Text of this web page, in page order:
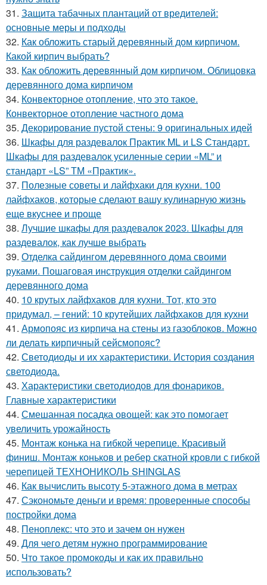
31. Защита табачных плантаций от вредителей:
основные меры и подходы
32. Как обложить старый деревянный дом кирпичом.
Какой кирпич выбрать?
33. Как обложить деревянный дом кирпичом. Облицовка
деревянного дома кирпичом
34. Конвекторное отопление, что это такое.
Конвекторное отопление частного дома
35. Декорирование пустой стены: 9 оригинальных идей
36. Шкафы для раздевалок Практик ML и LS Стандарт.
Шкафы для раздевалок усиленные серии «ML” и
стандарт «LS” ТМ «Практик».
37. Полезные советы и лайфхаки для кухни. 100
лайфхаков, которые сделают вашу кулинарную жизнь
еще вкуснее и проще
38. Лучшие шкафы для раздевалок 2023. Шкафы для
раздевалок, как лучше выбрать
39. Отделка сайдингом деревянного дома своими
руками. Пошаговая инструкция отделки сайдингом
деревянного дома
40. 10 крутых лайфхаков для кухни. Тот, кто это
придумал, – гений: 10 крутейших лайфхаков для кухни
41. Армопояс из кирпича на стены из газоблоков. Можно
ли делать кирпичный сейсмопояс?
42. Светодиоды и их характеристики. История создания
светодиода.
43. Характеристики светодиодов для фонариков.
Главные характеристики
44. Смешанная посадка овощей: как это помогает
увеличить урожайность
45. Монтаж конька на гибкой черепице. Красивый
финиш. Монтаж коньков и ребер скатной кровли с гибкой
черепицей ТЕХНОНИКОЛЬ SHINGLAS
46. Как вычислить высоту 5-этажного дома в метрах
47. Сэкономьте деньги и время: проверенные способы
постройки дома
48. Пеноплекс: что это и зачем он нужен
49. Для чего детям нужно программирование
50. Что такое промокоды и как их правильно
использовать?